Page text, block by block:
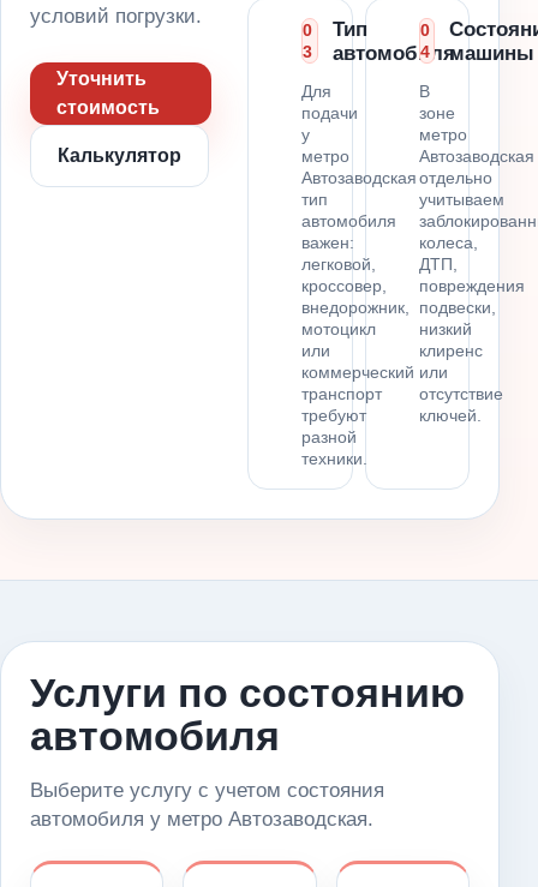
условий погрузки.
Уточнить
стоимость
Калькулятор
0
3
Тип
автомобиля
Для
подачи
у
метро
Автозаводская
тип
автомобиля
важен:
легковой,
кроссовер,
внедорожник,
мотоцикл
или
коммерческий
транспорт
требуют
разной
техники.
0
4
машины
В
зоне
метро
Автозаводская
отдельно
учитываем
колеса,
ДТП,
повреждения
подвески,
низкий
клиренс
или
отсутствие
ключей.
Услуги по состоянию
автомобиля
Выберите услугу с учетом состояния
автомобиля у метро Автозаводская.